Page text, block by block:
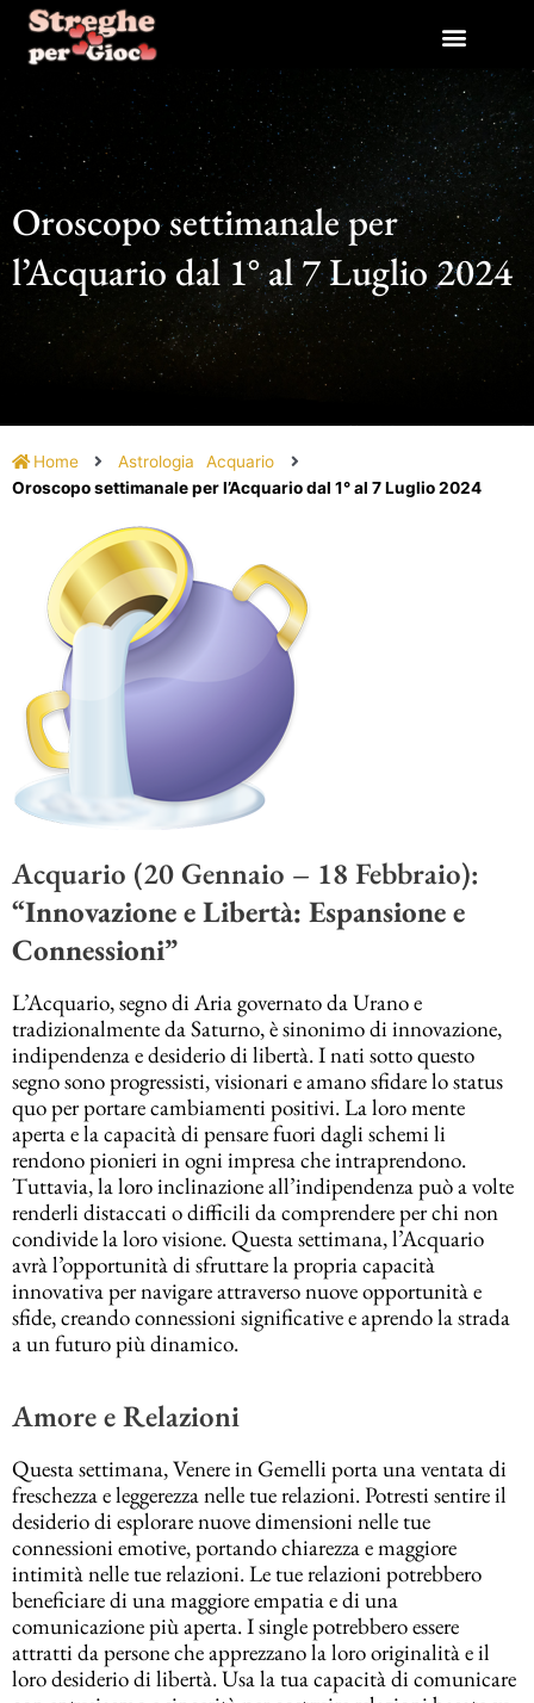
contenuto
Oroscopo settimanale per
l’Acquario dal 1° al 7 Luglio 2024
Home Astrologia
Acquario
Oroscopo settimanale per l’Acquario dal 1° al 7 Luglio 2024
Acquario (20 Gennaio – 18 Febbraio):
“Innovazione e Libertà: Espansione e
Connessioni”
L’Acquario, segno di Aria governato da Urano e
tradizionalmente da Saturno, è sinonimo di innovazione,
indipendenza e desiderio di libertà. I nati sotto questo
segno sono progressisti, visionari e amano sfidare lo status
quo per portare cambiamenti positivi. La loro mente
aperta e la capacità di pensare fuori dagli schemi li
rendono pionieri in ogni impresa che intraprendono.
Tuttavia, la loro inclinazione all’indipendenza può a volte
renderli distaccati o difficili da comprendere per chi non
condivide la loro visione. Questa settimana, l’Acquario
avrà l’opportunità di sfruttare la propria capacità
innovativa per navigare attraverso nuove opportunità e
sfide, creando connessioni significative e aprendo la strada
a un futuro più dinamico.
Amore e Relazioni
Questa settimana, Venere in Gemelli porta una ventata di
freschezza e leggerezza nelle tue relazioni. Potresti sentire il
desiderio di esplorare nuove dimensioni nelle tue
connessioni emotive, portando chiarezza e maggiore
intimità nelle tue relazioni. Le tue relazioni potrebbero
beneficiare di una maggiore empatia e di una
comunicazione più aperta. I single potrebbero essere
attratti da persone che apprezzano la loro originalità e il
loro desiderio di libertà. Usa la tua capacità di comunicare